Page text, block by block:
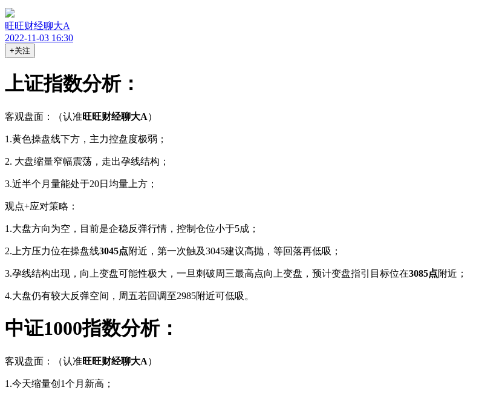
旺旺财经聊大A
2022-11-03 16:30
+关注
上证指数分析：
客观盘面：（认准旺旺财经聊大A）
1.黄色操盘线下方，主力控盘度极弱；
2. 大盘缩量窄幅震荡，走出孕线结构；
3.近半个月量能处于20日均量上方；
观点+应对策略：
1.大盘方向为空，目前是企稳反弹行情，控制仓位小于5成；
2.上方压力位在操盘线3045点附近，第一次触及3045建议高抛，等回落再低吸；
3.孕线结构出现，向上变盘可能性极大，一旦刺破周三最高点向上变盘，预计变盘指引目标位在3085点附近；
4.大盘仍有较大反弹空间，周五若回调至2985附近可低吸。
中证1000指数分析：
客观盘面：（认准旺旺财经聊大A）
1.今天缩量创1个月新高；